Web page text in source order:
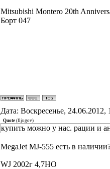
Mitsubishi Montero 20th
Борт 047
Дата: Воскресенье,
Quote (fljugov)
купить можно у нас. рации и
MegaJet MJ-555 есть в
WJ 2002г 4,7НО